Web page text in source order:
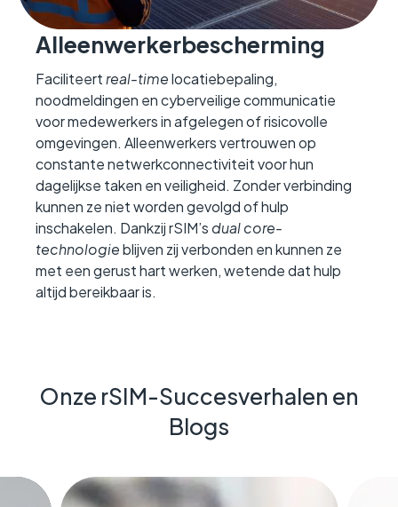
Alleenwerkerbescherming
Faciliteertreal-timelocatiebepaling,
noodmeldingen en cyberveilige communicatie
voor medewerkers in afgelegen of risicovolle
omgevingen. Alleenwerkers vertrouwen op
constante netwerkconnectiviteit voor hun
dagelijkse taken en veiligheid. Zonder verbinding
kunnen ze niet worden gevolgd of hulp
inschakelen. Dankzij rSIM’s dual core-
technologieblijven zij verbonden en kunnen ze
met een gerust hart werken, wetende dat hulp
altijd bereikbaar is.
Onze rSIM-Succesverhalen en
Blogs